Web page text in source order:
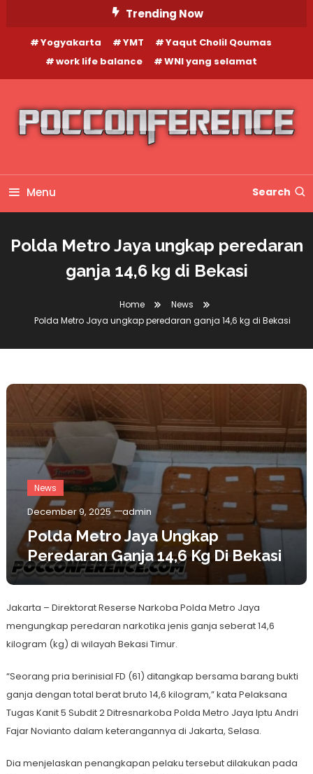
Content
Trending Now
Yogyakarta YMT
Yaqut Cholil Qoumas
work life balance
WNI yang selamat
Menu Search
Polda Metro Jaya ungkap peredaran
ganja 14,6 kg di Bekasi
Home
News
Polda Metro Jaya ungkap peredaran ganja 14,6 kg di Bekasi
News
December 9, 2025 admin
Polda Metro Jaya Ungkap
Peredaran Ganja 14,6 Kg Di Bekasi
Jakarta – Direktorat Reserse Narkoba Polda Metro Jaya
mengungkap peredaran narkotika jenis ganja seberat 14,6
kilogram (kg) di wilayah Bekasi Timur.
“Seorang pria berinisial FD (61) ditangkap bersama barang bukti
ganja dengan total berat bruto 14,6 kilogram,” kata Pelaksana
Tugas Kanit 5 Subdit 2 Ditresnarkoba Polda Metro Jaya Iptu Andri
Fajar Novianto dalam keterangannya di Jakarta, Selasa.
Dia menjelaskan penangkapan pelaku tersebut dilakukan pada